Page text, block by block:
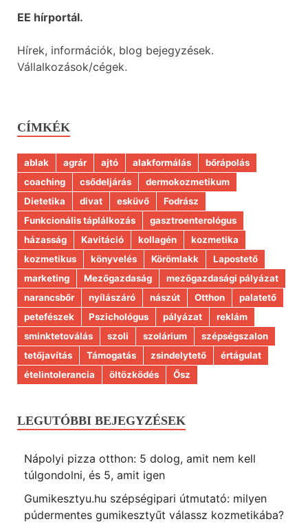
EE hírportál.
Hírek, információk, blog bejegyzések.
Vállalkozások/cégek.
CÍMKÉK
ablak agrár ajtó alakformálás
bőrápolás
coaching
csődeljárás
dermokozmetikum
Dietetika
divat esküvő
Fodrász
Funkcionális táplálkozás
gasztroenterológus
házasság
Kavitáció kollagén
kozmetika
kozmetikus
könyvelés Körömlakk
Lapostető
marketing
Mezőgazdaság
mezőgazdasági pályázat
narancsbőr
nyílászáró nászút Otthon
palatető
petefészek
Pszichológus pályázat
reklám
sminktetoválás
szoli szolárium
szépségszalon
tetőjavítás
Támogatás zsindelytető
értágulat
ételintolerancia
öltözködés Ősz
LEGUTÓBBI BEJEGYZÉSEK
Nápolyi pizza otthon: 5 dolog, amit nem kell
túlgondolni, és 5, amit igen
Gumikesztyu.hu szépségipari útmutató: milyen
púdermentes gumikesztyűt válassz kozmetikába?